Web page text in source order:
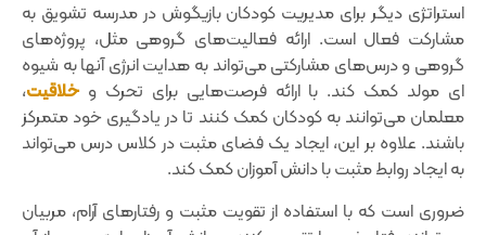
استراتژی دیگر برای مدیریت کودکان بازیگوش‌ در مدرسه تشویق به
مشارکت فعال است. ارائه فعالیت‌های گروهی مثل، پروژه‌های
گروهی و درس‌های مشارکتی می‌تواند به هدایت انرژی آنها به شیوه
ای مولد کمک کند. با ارائه فرصت‌هایی برای تحرک وخلاقیت‌،
معلمان می‌توانند به کودکان کمک کنند تا در یادگیری خود متمرکز
باشند. علاوه بر این‌، ایجاد یک فضای مثبت در کلاس درس می‌تواند
به ایجاد روابط مثبت با دانش آموزان کمک کند.
ضروری است که با استفاده از تقویت مثبت و رفتارهای آرام‌، مربیان